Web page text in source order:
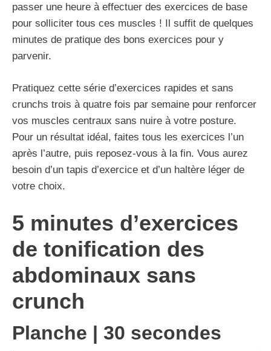
passer une heure à effectuer des exercices de base
pour solliciter tous ces muscles ! Il suffit de quelques
minutes de pratique des bons exercices pour y
parvenir.
Pratiquez cette série d’exercices rapides et sans
crunchs trois à quatre fois par semaine pour renforcer
vos muscles centraux sans nuire à votre posture.
Pour un résultat idéal, faites tous les exercices l’un
après l’autre, puis reposez-vous à la fin. Vous aurez
besoin d’un tapis d’exercice et d’un haltère léger de
votre choix.
5 minutes d’exercices
de tonification des
abdominaux sans
crunch
Planche | 30 secondes